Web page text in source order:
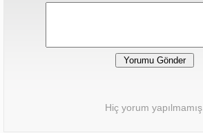
Hiç yorum yapılmamış.